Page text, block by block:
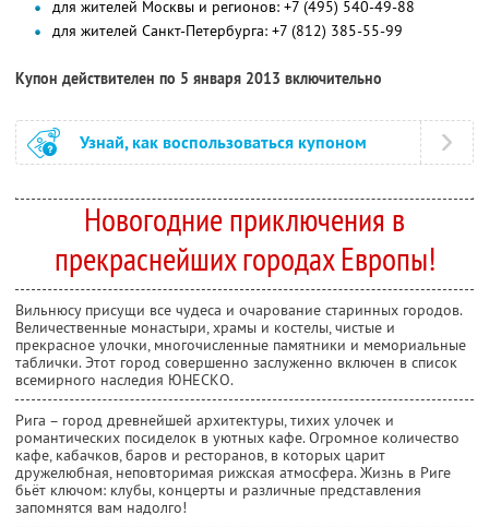
для жителей Москвы и регионов: +7 (495) 540-49-88
для жителей Санкт-Петербурга: +7 (812) 385-55-99
Купон действителен по 5 января 2013 включительно
Узнай, как воспользоваться купоном
Новогодние приключения в
прекраснейших городах Европы!
Вильнюсу присущи все чудеса и очарование старинных городов.
Величественные монастыри, храмы и костелы, чистые и
прекрасное улочки, многочисленные памятники и мемориальные
таблички. Этот город совершенно заслуженно включен в список
всемирного наследия ЮНЕСКО.
Рига – город древнейшей архитектуры, тихих улочек и
романтических посиделок в уютных кафе. Огромное количество
кафе, кабачков, баров и ресторанов, в которых царит
дружелюбная, неповторимая рижская атмосфера. Жизнь в Риге
бьёт ключом: клубы, концерты и различные представления
запомнятся вам надолго!